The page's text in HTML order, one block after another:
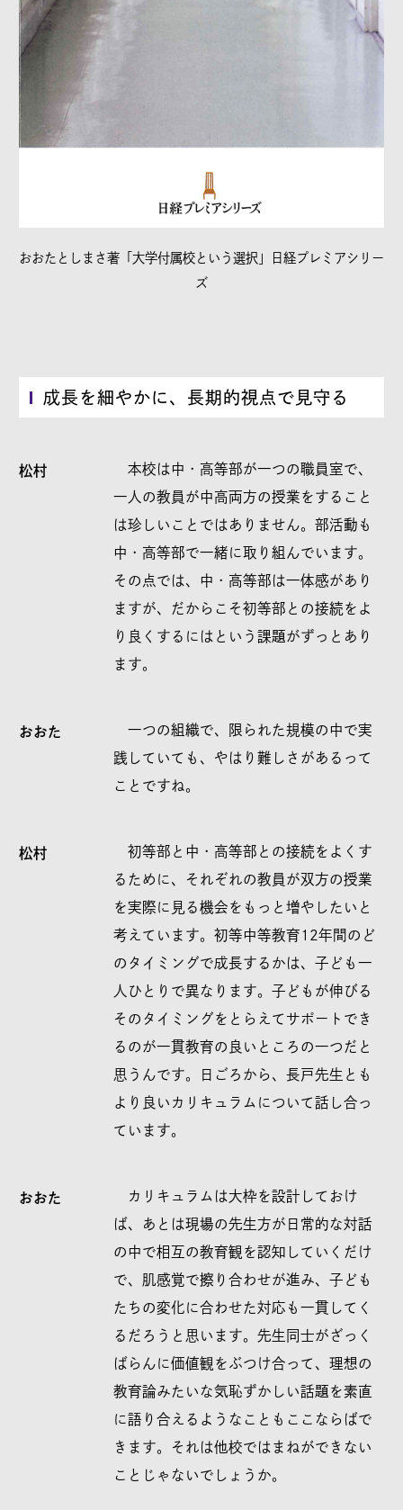
おおたとしまさ著「大学付属校という選択」日経プレミアシリー
ズ
成長を細やかに、長期的視点で見守る
松村
本校は中・高等部が一つの職員室で、
一人の教員が中高両方の授業をすること
は珍しいことではありません。部活動も
中・高等部で一緒に取り組んでいます。
その点では、中・高等部は一体感があり
ますが、だからこそ初等部との接続をよ
り良くするにはという課題がずっとあり
ます。
おおた
一つの組織で、限られた規模の中で実
践していても、やはり難しさがあるって
ことですね。
松村
初等部と中・高等部との接続をよくす
るために、それぞれの教員が双方の授業
を実際に見る機会をもっと増やしたいと
考えています。初等中等教育12年間のど
のタイミングで成長するかは、子ども一
人ひとりで異なります。子どもが伸びる
そのタイミングをとらえてサポートでき
るのが一貫教育の良いところの一つだと
思うんです。日ごろから、長戸先生とも
より良いカリキュラムについて話し合っ
ています。
おおた
カリキュラムは大枠を設計しておけ
ば、あとは現場の先生方が日常的な対話
の中で相互の教育観を認知していくだけ
で、肌感覚で擦り合わせが進み、子ども
たちの変化に合わせた対応も一貫してく
るだろうと思います。先生同士がざっく
ばらんに価値観をぶつけ合って、理想の
教育論みたいな気恥ずかしい話題を素直
に語り合えるようなこともここならばで
きます。それは他校ではまねができない
ことじゃないでしょうか。